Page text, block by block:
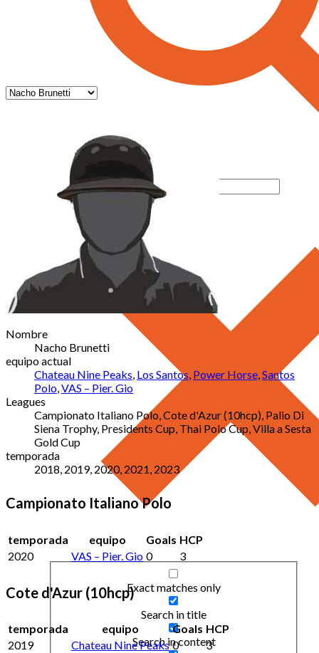
Exact matches only
Search in title
Search in content
Nombre
Nacho Brunetti
equipo actual
Chateau Nine Peaks Los Santos Power Horse Santos
Polo VAS – Pier. Gio
Leagues
Campionato Italiano Polo, Cote d'Azur (10hcp), Palio Di
Siena Trophy, Presidents Cup, Thai Polo Cup, Villa a Sesta
Gold Cup
temporada
2018, 2019, 2020, 2021, 2023
Campionato Italiano Polo
temporada equipo Goals HCP
2020
VAS – Pier. Gio 0 3
Cote d'Azur (10hcp)
temporada equipo Goals HCP
2019
Chateau Nine Peaks 0 3